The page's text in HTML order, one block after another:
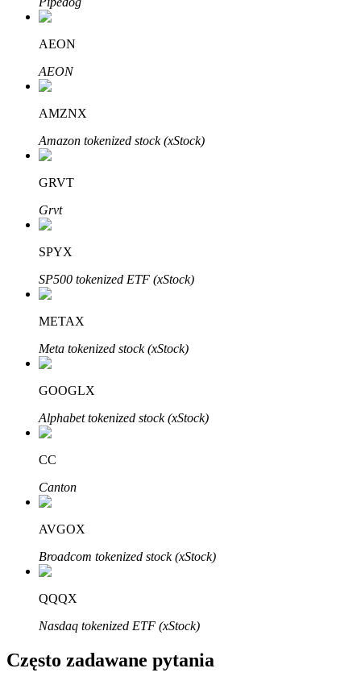
Automatyczna inwestycja
Zdobądź długoterminowy zysk i elastyczne zainteresowania
Bitrue
Bitruści Partnerzy
Afiliaci Bitrue
AEON
AEON
AMZNX
Amazon tokenized stock (xStock)
GRVT
Grvt
SPYX
SP500 tokenized ETF (xStock)
METAX
Meta tokenized stock (xStock)
GOOGLX
Alphabet tokenized stock (xStock)
CC
Canton
AVGOX
Broadcom tokenized stock (xStock)
QQQX
Nasdaq tokenized ETF (xStock)
Często zadawane pytania